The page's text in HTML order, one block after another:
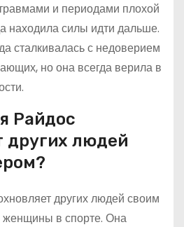
и периодами плохой
находила силы идти дальше.
сталкивалась с недоверием
но она всегда верила в
Райдос
других людей
других людей своим
в спорте. Она